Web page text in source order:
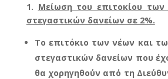
1. Μείωση του επιτοκίου
στεγαστικών δανείων σε 2%.
Το επιτόκιο των νέων και
στεγαστικών δανείων που
θα χορηγηθούν από τη